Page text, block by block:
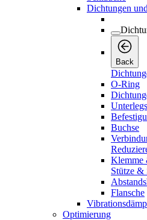
Dichtungen
Back
O-Ring
Buchse
Klemme
Stütze &
Flansche
Optimierung